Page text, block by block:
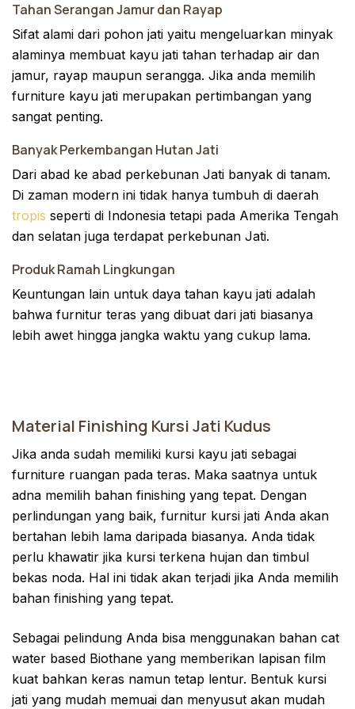
Tahan Serangan Jamur dan Rayap
Sifat alami dari pohon jati yaitu mengeluarkan minyak
alaminya membuat kayu jati tahan terhadap air dan
jamur, rayap maupun serangga. Jika anda memilih
furniture kayu jati merupakan pertimbangan yang
sangat penting.
Banyak Perkembangan Hutan Jati
Dari abad ke abad perkebunan Jati banyak di tanam.
Di zaman modern ini tidak hanya tumbuh di daerah
tropis seperti di Indonesia tetapi pada Amerika Tengah
dan selatan juga terdapat perkebunan Jati.
Produk Ramah Lingkungan
Keuntungan lain untuk daya tahan kayu jati adalah
bahwa furnitur teras yang dibuat dari jati biasanya
lebih awet hingga jangka waktu yang cukup lama.
Material Finishing Kursi Jati Kudus
Jika anda sudah memiliki kursi kayu jati sebagai
furniture ruangan pada teras. Maka saatnya untuk
adna memilih bahan finishing yang tepat. Dengan
perlindungan yang baik, furnitur kursi jati Anda akan
bertahan lebih lama daripada biasanya. Anda tidak
perlu khawatir jika kursi terkena hujan dan timbul
bekas noda. Hal ini tidak akan terjadi jika Anda memilih
bahan finishing yang tepat.
Sebagai pelindung Anda bisa menggunakan bahan cat
water based Biothane yang memberikan lapisan film
kuat bahkan keras namun tetap lentur. Bentuk kursi
jati yang mudah memuai dan menyusut akan mudah